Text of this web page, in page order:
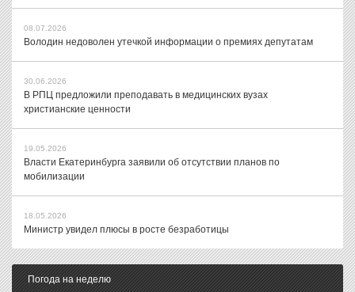
08.07.2026
Володин недоволен утечкой информации о премиях депутатам
30.06.2026
В РПЦ предложили преподавать в медицинских вузах
христианские ценности
19.05.2026
Власти Екатеринбурга заявили об отсутствии планов по
мобилизации
18.05.2026
Министр увидел плюсы в росте безработицы
Погода на неделю